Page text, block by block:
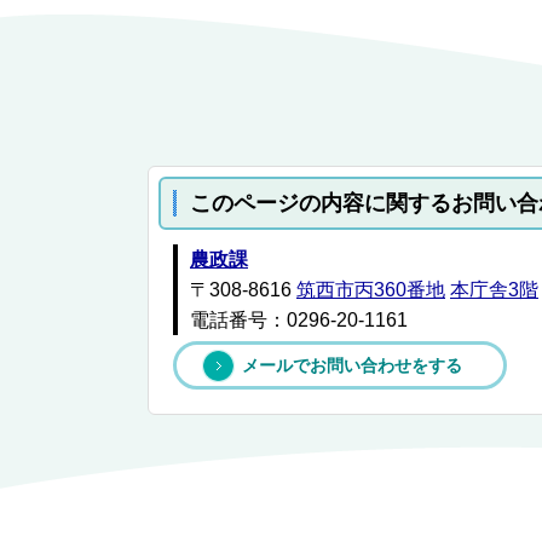
このページの内容に関するお問い
農政課
〒308-8616 筑西市丙360番地 本庁舎3階
電話番号：0296-20-1161
メールでお問い合わせをする